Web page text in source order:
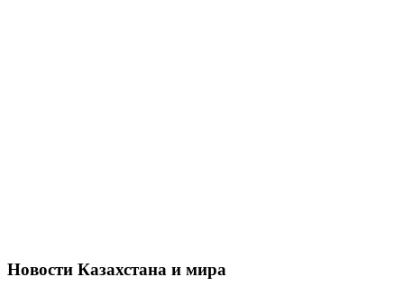
Новости Казахстана и мира